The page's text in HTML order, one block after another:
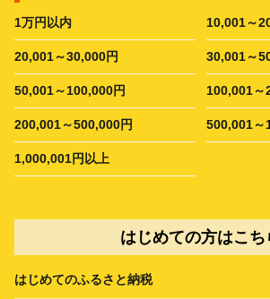
1万円以内 10,001～
20,001～30,000円 30,001～
50,001～100,000円 100,001～
200,001～500,000円 500,001～
1,000,001円以上
はじめての方はこち
はじめてのふるさと納税